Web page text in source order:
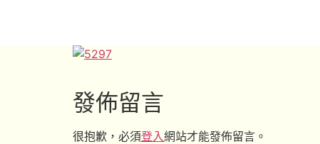
發佈留言
很抱歉，必須登入網站才能發佈留言。